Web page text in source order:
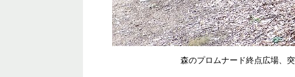
森のプロムナード終点広場、